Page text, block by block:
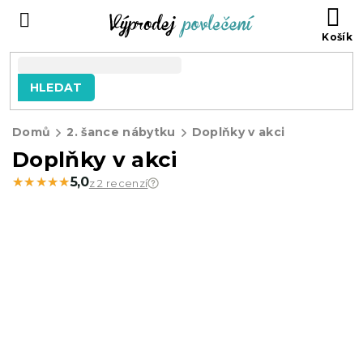
HLEDAT
Domů 2. šance nábytku Doplňky v akci
Doplňky v akci
★★★★★
★★★★★5,0z 2 recenzí